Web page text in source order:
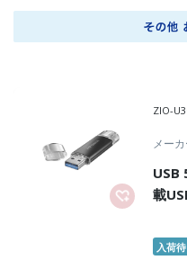
ZIO-
メー
USB
載
入荷